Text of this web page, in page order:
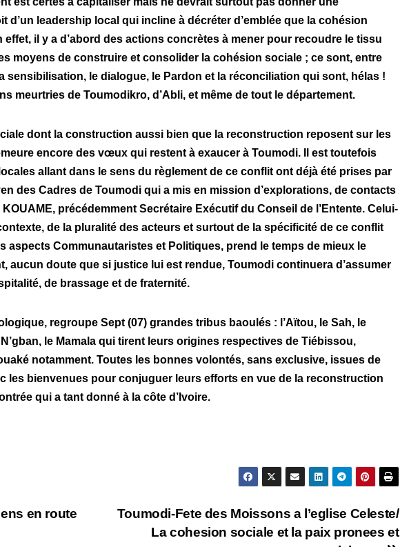
d’un leadership local qui incline à décréter d’emblée que la cohésion
il y a d’abord des actions concrètes à mener pour recoudre le tissu
moyens de construire et consolider la cohésion sociale ; ce sont, entre
sensibilisation, le dialogue, le Pardon et la réconciliation qui sont, hélas !
meurtries de Toumodikro, d’Abli, et même de tout le département.
dont la construction aussi bien que la reconstruction reposent sur les
encore des vœux qui restent à exaucer à Toumodi. Il est toutefois
allant dans le sens du règlement de ce conflit ont déjà été prises par
des Cadres de Toumodi qui a mis en mission d’explorations, de contacts
précédemment Secrétaire Exécutif du Conseil de l’Entente. Celui-
de la pluralité des acteurs et surtout de la spécificité de ce conflit
aspects Communautaristes et Politiques, prend le temps de mieux le
aucun doute que si justice lui est rendue, Toumodi continuera d’assumer
de brassage et de fraternité.
regroupe Sept (07) grandes tribus baoulés : l’Aïtou, le Sah, le
le Mamala qui tirent leurs origines respectives de Tiébissou,
notamment. Toutes les bonnes volontés, sans exclusive, issues de
les bienvenues pour conjuguer leurs efforts en vue de la reconstruction
qui a tant donné à la côte d’Ivoire.
Toumodi-Fete des Moissons a l’eglise Celeste/
La cohesion sociale et la paix pronees et
en route